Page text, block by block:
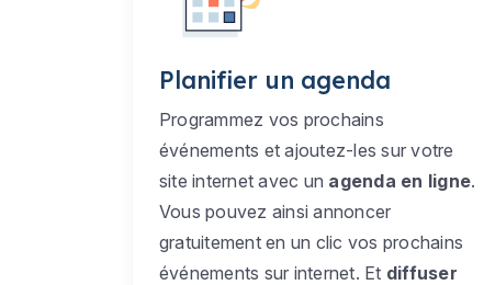
Planifier un agenda
Programmez vos prochains
événements et ajoutez-les sur votre
site internet avec un agenda en ligne.
Vous pouvez ainsi annoncer
gratuitement en un clic vos prochains
événements sur internet. Et diffuser